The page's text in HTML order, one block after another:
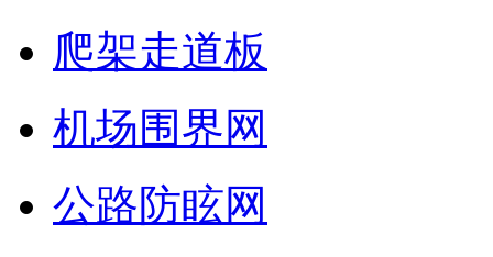
爬架走道板
机场围界网
公路防眩网